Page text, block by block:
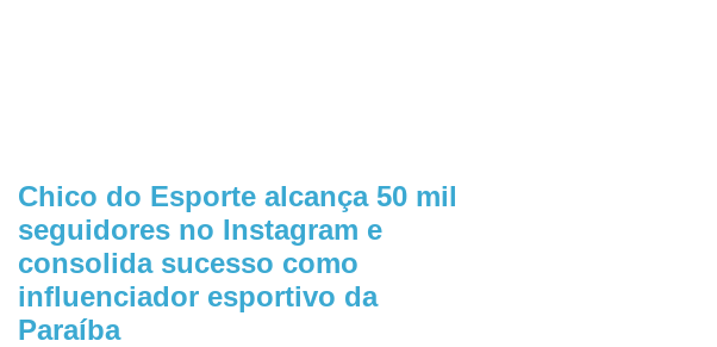
Chico do Esporte alcança 50 mil
seguidores no Instagram e
consolida sucesso como
influenciador esportivo da
Paraíba